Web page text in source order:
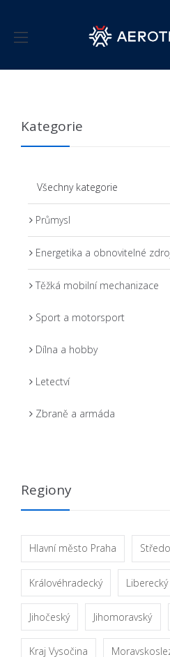
Kategorie
Všechny kategorie
Průmysl
Energetika a obnovitelné
Těžká mobilní mechanizace
Sport a motorsport
Dílna a hobby
Letectví
Zbraně a armáda
Regiony
Hlavní město Praha
Královéhradecký Liberecký
Jihočeský Jihomoravský
Kraj Vysočina